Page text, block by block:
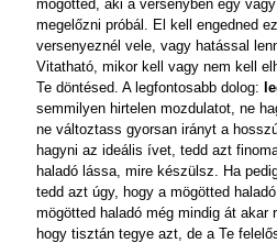
mögötted, aki a versenyben egy
megelőzni próbál. El kell engedned
versenyeznél vele, vagy hatással
Vitatható, mikor kell vagy nem kell
Te döntésed. A legfontosabb dolog:
semmilyen hirtelen mozdulatot, ne
ne változtass gyorsan irányt a
hagyni az ideális ívet, tedd azt
haladó lássa, mire készülsz. Ha
tedd azt úgy, hogy a mögötted
mögötted haladó még mindig át akar
hogy tisztán tegye azt, de a Te